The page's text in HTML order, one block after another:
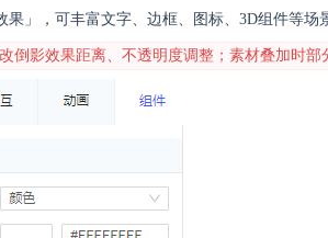
果」，可丰富文字、边框、图标、3D组件等场
倒影效果距离、不透明度调整；素材叠加时